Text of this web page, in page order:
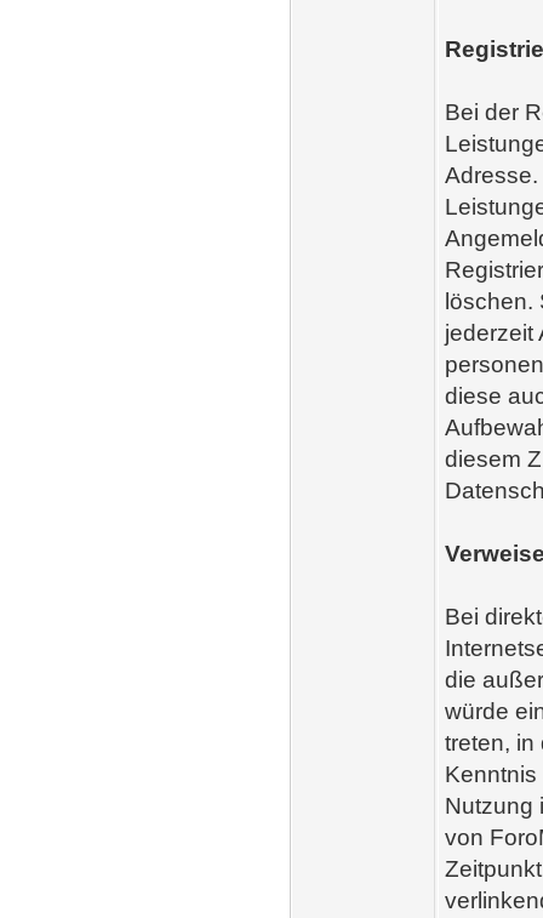
Bei der
löschen.
jederzeit
diese
diesem
Bei
die
würde
treten, in
Nutzung
von